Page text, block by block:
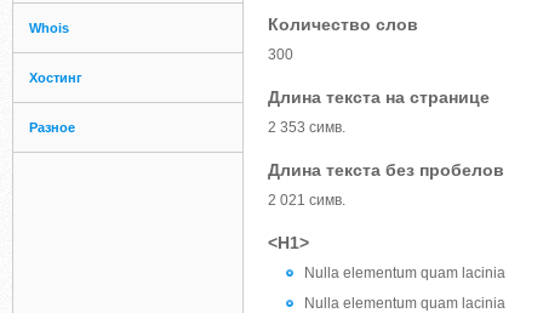
Whois
Хостинг
Разное
Количество слов
300
Длина текста на странице
2 353 симв.
Длина текста без пробелов
2 021 симв.
<H1>
Nulla elementum quam lacinia
Nulla elementum quam lacinia